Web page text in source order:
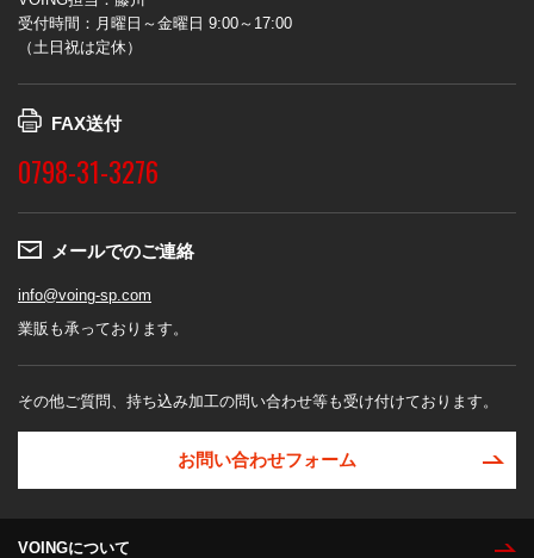
受付時間：月曜日～金曜日 9:00～17:00
（土日祝は定休）
FAX送付
0798-31-3276
メールでのご連絡
info@voing-sp.com
業販も承っております。
その他ご質問、持ち込み加工の問い合わせ等も受け付けております。
お問い合わせフォーム
VOINGについて